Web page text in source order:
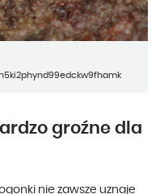
groźne dla
nie zawsze uznaje